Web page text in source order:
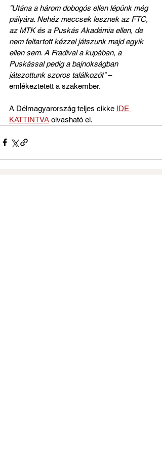
"Utána a három dobogós ellen lépünk még
pályára. Nehéz meccsek lesznek az FTC,
az MTK és a Puskás Akadémia ellen, de
nem feltartott kézzel játszunk majd egyik
ellen sem. A Fradival a kupában, a
Puskással pedig a bajnokságban
játszottunk szoros találkozót" –
emlékeztetett a szakember.
A Délmagyarország teljes cikke IDE
KATTINTVA olvasható el.